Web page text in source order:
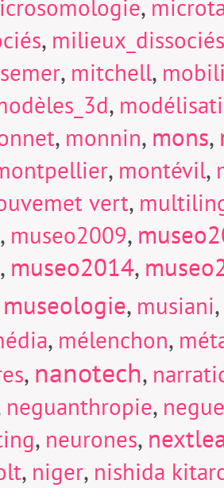
,
, milieux_dissociés
, mitchell,
,
, monnin, mons,
, montévil,
vert,
, museo2009,
, museo2014,
museologie, musiani,
, mélenchon,
, nanotech,
neguanthropie,
, neurones,
, niger, nishida